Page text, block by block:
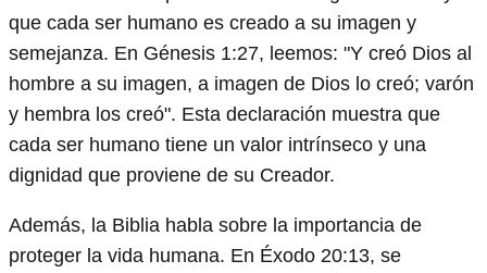
que cada ser humano es creado a su imagen y
semejanza. En Génesis 1:27, leemos: "Y creó Dios al
hombre a su imagen, a imagen de Dios lo creó; varón
y hembra los creó". Esta declaración muestra que
cada ser humano tiene un valor intrínseco y una
dignidad que proviene de su Creador.
Además, la Biblia habla sobre la importancia de
proteger la vida humana. En Éxodo 20:13, se